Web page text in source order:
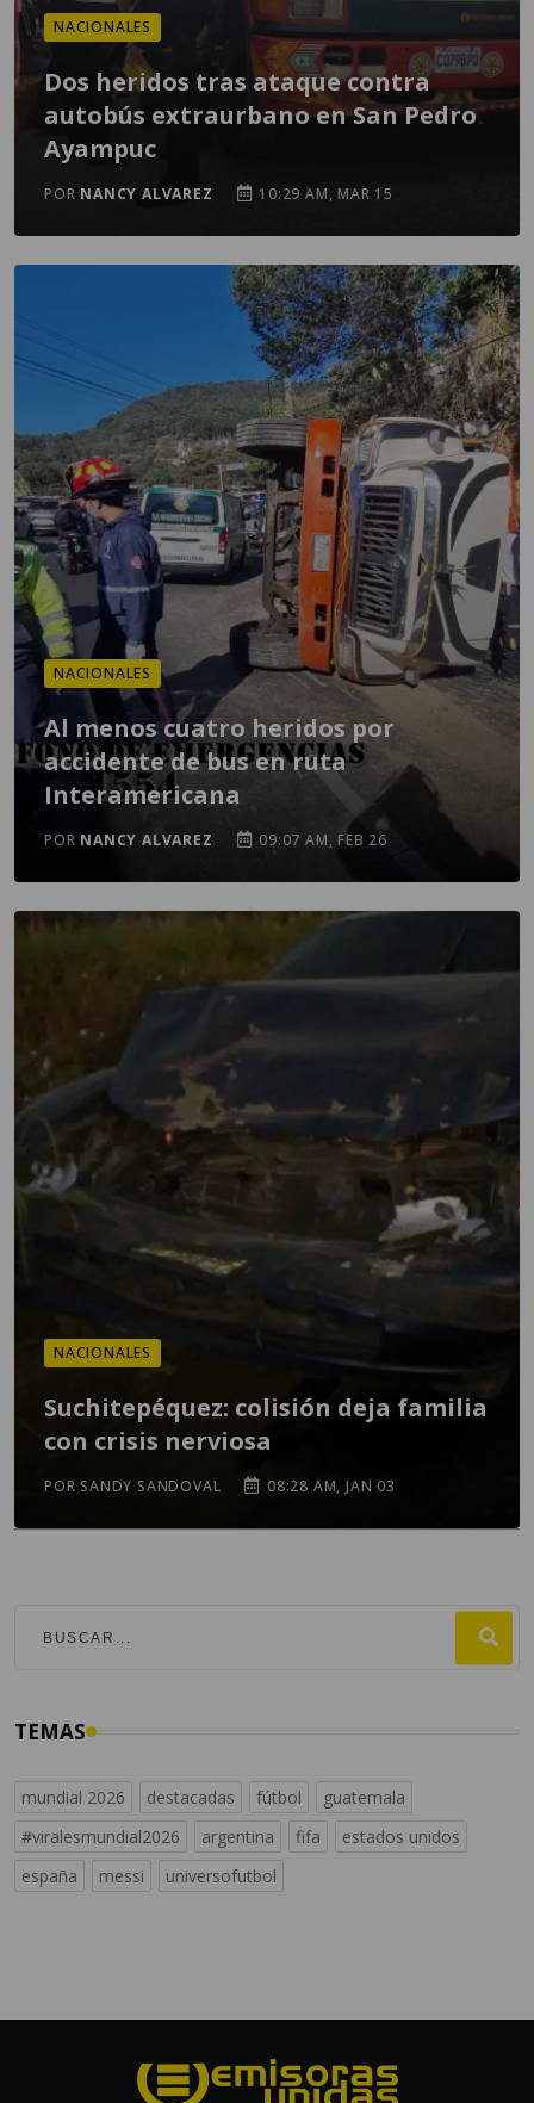
NACIONALES
Dos heridos tras ataque contra
autobús extraurbano en San Pedro
Ayampuc
POR NANCY ALVAREZ 10:29 AM, MAR 15
NACIONALES
Al menos cuatro heridos por
accidente de bus en ruta
Interamericana
POR NANCY ALVAREZ 09:07 AM, FEB 26
NACIONALES
Suchitepéquez: colisión deja familia
con crisis nerviosa
POR SANDY SANDOVAL 08:28 AM, JAN 03
TEMAS
mundial 2026 destacadas fútbol
guatemala
#viralesmundial2026
argentina fifa
estados unidos
españa
messi universofutbol